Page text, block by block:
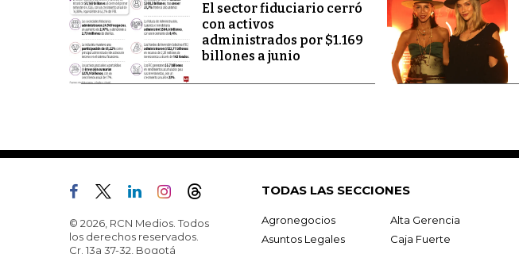
El sector fiduciario cerró
con activos
administrados por $1.169
billones a junio
© 2026, RCN Medios. Todos
los derechos reservados.
Cr. 13a 37-32, Bogotá
TODAS LAS SECCIONES
Agronegocios Alta Gerencia
Asuntos Legales
Caja Fuerte